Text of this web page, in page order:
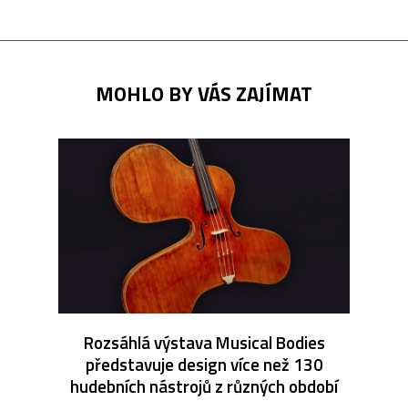
MOHLO BY VÁS ZAJÍMAT
Rozsáhlá výstava Musical Bodies
představuje design více než 130
hudebních nástrojů z různých období